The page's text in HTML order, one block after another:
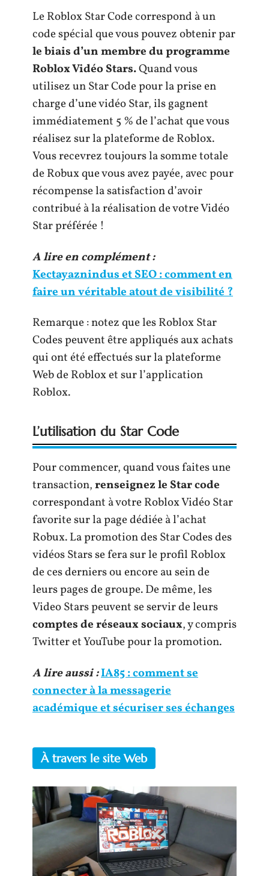
Le Roblox Star Code correspond à un
code spécial que vous pouvez obtenir par
le biais d’un membre du programme
Roblox Vidéo Stars.Quand vous
utilisez un Star Code pour la prise en
charge d’une vidéo Star, ils gagnent
immédiatement 5 % de l’achat que vous
réalisez sur la plateforme de Roblox.
Vous recevrez toujours la somme totale
de Robux que vous avez payée, avec pour
récompense la satisfaction d’avoir
contribué à la réalisation de votre Vidéo
Star préférée !
A lire en complément :
Kectayaznindus et SEO : comment en
faire un véritable atout de visibilité ?
Remarque : notez que les Roblox Star
Codes peuvent être appliqués aux achats
qui ont été effectués sur la plateforme
Web de Roblox et sur l’application
Roblox.
L’utilisation du Star Code
Pour commencer, quand vous faites une
transaction,renseignez le Star code
correspondant à votre Roblox Vidéo Star
favorite sur la page dédiée à l’achat
Robux. La promotion des Star Codes des
vidéos Stars se fera sur le profil Roblox
de ces derniers ou encore au sein de
leurs pages de groupe. De même, les
Video Stars peuvent se servir de leurs
comptes de réseaux sociaux, y compris
Twitter et YouTube pour la promotion.
A lire aussi :IA85 : comment se
connecter à la messagerie
académique et sécuriser ses échanges
À travers le site Web